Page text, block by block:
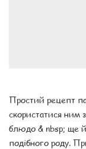
Простий рецепт
скористатися ним
блюдо & nbsp; ще й
подібного роду.